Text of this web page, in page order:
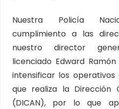
Nuestra Policía
cumplimiento a las
nuestro director
licenciado Edward
intensificar los
que realiza la Dirección
(DICAN), por lo que